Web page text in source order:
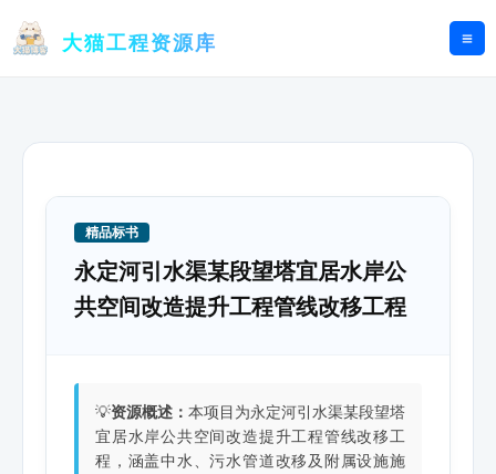
大猫工程资源库
精品标书
永定河引水渠某段望塔宜居水岸公
共空间改造提升工程管线改移工程
💡资源概述： 本项目为永定河引水渠某段望塔
宜居水岸公共空间改造提升工程管线改移工
程，涵盖中水、污水管道改移及附属设施施